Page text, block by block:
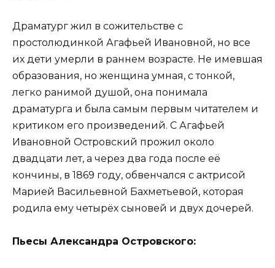
Драматург жил в сожительстве с
простолюдинкой Агафьей Ивановной, но все
их дети умерли в раннем возрасте. Не имевшая
образования, но женщина умная, с тонкой,
легко ранимой душой, она понимала
драматурга и была самым первым читателем и
критиком его произведений. С Агафьей
Ивановной Островский прожил около
двадцати лет, а через два года после её
кончины, в 1869 году, обвенчался с актрисой
Марией Васильевной Бахметьевой, которая
родила ему четырёх сыновей и двух дочерей.
Пьесы Александра Островского: